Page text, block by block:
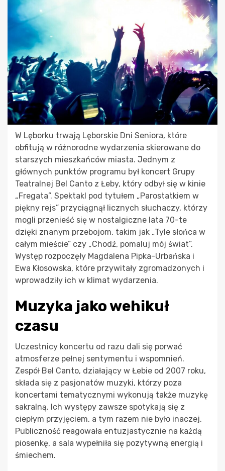
W Lęborku trwają Lęborskie Dni Seniora, które
obfitują w różnorodne wydarzenia skierowane do
starszych mieszkańców miasta. Jednym z
głównych punktów programu był koncert Grupy
Teatralnej Bel Canto z Łeby, który odbył się w kinie
„Fregata”. Spektakl pod tytułem „Parostatkiem w
piękny rejs” przyciągnął licznych słuchaczy, którzy
mogli przenieść się w nostalgiczne lata 70-te
dzięki znanym przebojom, takim jak „Tyle słońca w
całym mieście” czy „Chodź, pomaluj mój świat”.
Występ rozpoczęły Magdalena Pipka-Urbańska i
Ewa Kłosowska, które przywitały zgromadzonych i
wprowadziły ich w klimat wydarzenia.
Muzyka jako wehikuł
czasu
Uczestnicy koncertu od razu dali się porwać
atmosferze pełnej sentymentu i wspomnień.
Zespół Bel Canto, działający w Łebie od 2007 roku,
składa się z pasjonatów muzyki, którzy poza
koncertami tematycznymi wykonują także muzykę
sakralną. Ich występy zawsze spotykają się z
ciepłym przyjęciem, a tym razem nie było inaczej.
Publiczność reagowała entuzjastycznie na każdą
piosenkę, a sala wypełniła się pozytywną energią i
śmiechem.